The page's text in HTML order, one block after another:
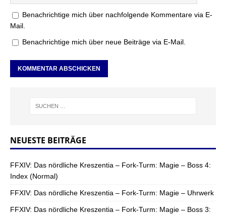
Benachrichtige mich über nachfolgende Kommentare via E-
Mail.
Benachrichtige mich über neue Beiträge via E-Mail.
NEUESTE BEITRÄGE
FFXIV: Das nördliche Kreszentia – Fork-Turm: Magie – Boss 4:
Index (Normal)
FFXIV: Das nördliche Kreszentia – Fork-Turm: Magie – Uhrwerk
FFXIV: Das nördliche Kreszentia – Fork-Turm: Magie – Boss 3: